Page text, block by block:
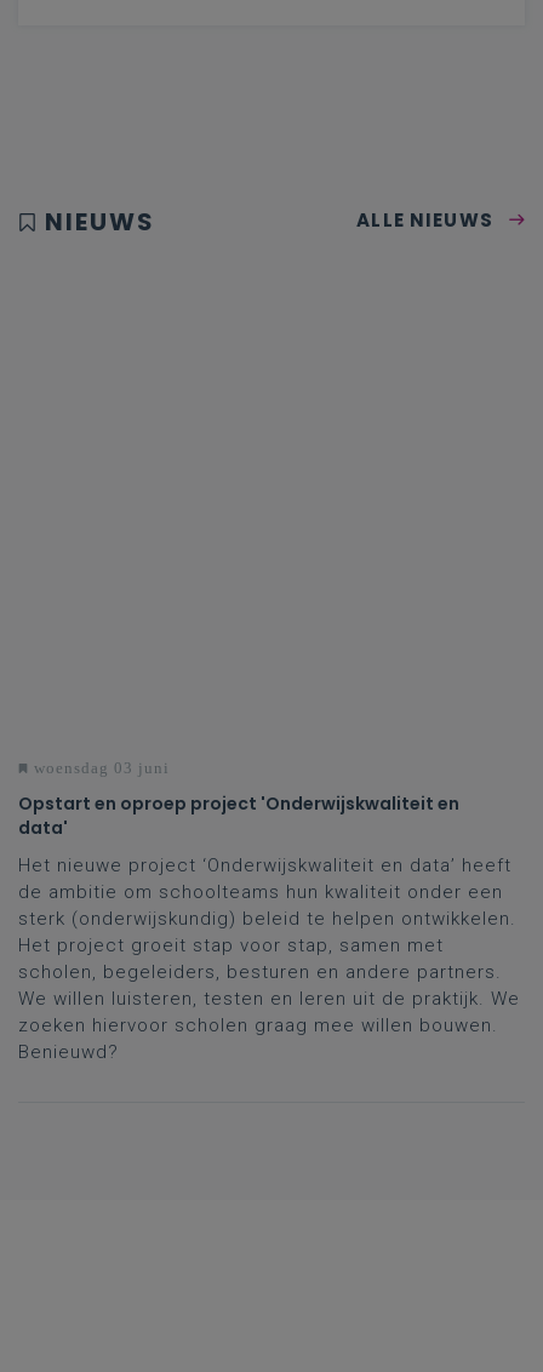
NIEUWS ALLE NIEUWS
woensdag 03 juni
Opstart en oproep project 'Onderwijskwaliteit en
data'
Het nieuwe project ‘Onderwijskwaliteit en data’ heeft
de ambitie om schoolteams hun kwaliteit onder een
sterk (onderwijskundig) beleid te helpen ontwikkelen.
Het project groeit stap voor stap, samen met
scholen, begeleiders, besturen en andere partners.
We willen luisteren, testen en leren uit de praktijk. We
zoeken hiervoor scholen graag mee willen bouwen.
Benieuwd?